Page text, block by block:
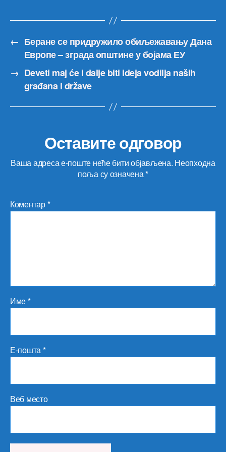
← Беране се придружило обиљежавању Дана
Европе – зграда општине у бојама ЕУ
→ Deveti maj će i dalje biti ideja vodilja naših
građana i države
Оставите одговор
Ваша адреса е-поште неће бити објављена. Неопходна
поља су означена*
Коментар*
Име*
Е-пошта*
Веб место